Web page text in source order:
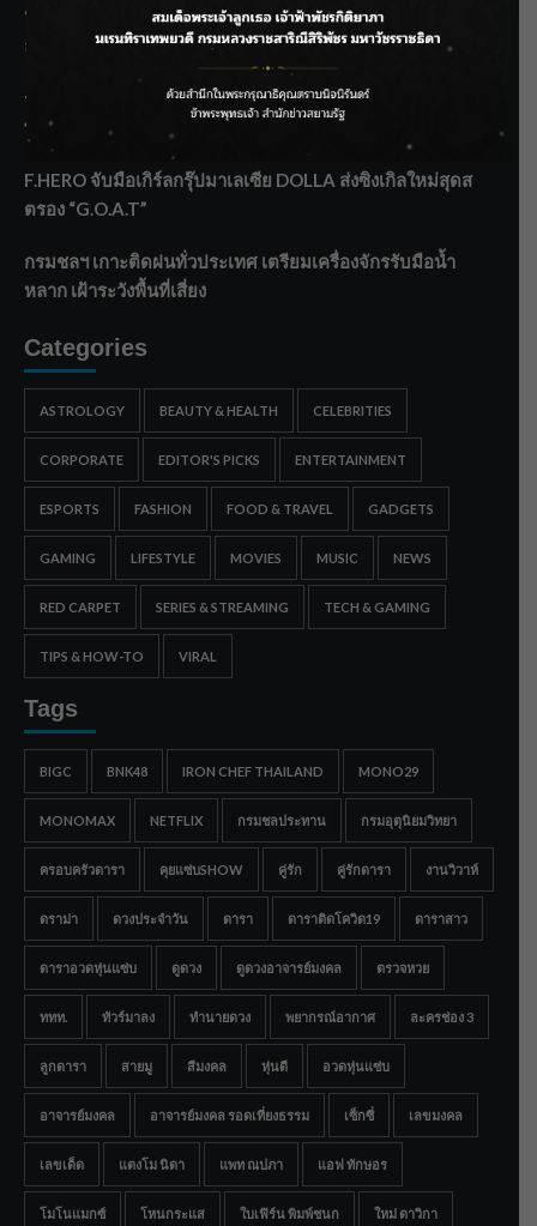
‘แมน การิน’ แชร์ความเชื่อชวนคิด! “อยากกินอะไรหลังจาก
ลาโลกนี้ ให้ใส่บาตรสิ่งนั้นไว้ตอนยังมีชีวิต”
ราชเลขานุการในพระองค์ฯ ติดตามโครงการหุบกะพง–ห้วย
ทรายใต้ เสริมความมั่นคงน้ำเพชรบุรี
F.HERO จับมือเกิร์ลกรุ๊ปมาเลเซีย DOLLA ส่งซิงเกิลใหม่สุดส
ตรอง “G.O.A.T”
กรมชลฯ เกาะติดฝนทั่วประเทศ เตรียมเครื่องจักรรับมือน้ำ
หลาก เฝ้าระวังพื้นที่เสี่ยง
Categories
ASTROLOGY BEAUTY & HEALTH CELEBRITIES
CORPORATE EDITOR'S PICKS ENTERTAINMENT
ESPORTS FASHION FOOD & TRAVEL GADGETS
GAMING LIFESTYLE MOVIES MUSIC NEWS
RED CARPET SERIES & STREAMING TECH & GAMING
TIPS & HOW-TO VIRAL
Tags
BIGC BNK48 IRON CHEF THAILAND MONO29
MONOMAX NETFLIX กรมชลประทาน กรมอุตุนิยมวิทยา
ครอบครัวดารา คุยแซ่บSHOW คู่รัก คู่รักดารา งานวิวาห์
ดราม่า ดวงประจำวัน ดารา ดาราติดโควิด19 ดาราสาว
ดาราอวดหุ่นแซ่บ ดูดวง ดูดวงอาจารย์มงคล ตรวจหวย
ททท. ทัวร์มาลง ทำนายดวง พยากรณ์อากาศ ละครช่อง 3
ลูกดารา สายมู สีมงคล หุ่นดี อวดหุ่นแซ่บ
อาจารย์มงคล อาจารย์มงคล รอดเที่ยงธรรม เซ็กซี่ เลขมงคล
เลขเด็ด แตงโม นิดา แพท ณปภา แอฟ ทักษอร
โมโนแมกซ์ โหนกระแส ใบเฟิร์น พิมพ์ชนก ใหม่ ดาวิกา